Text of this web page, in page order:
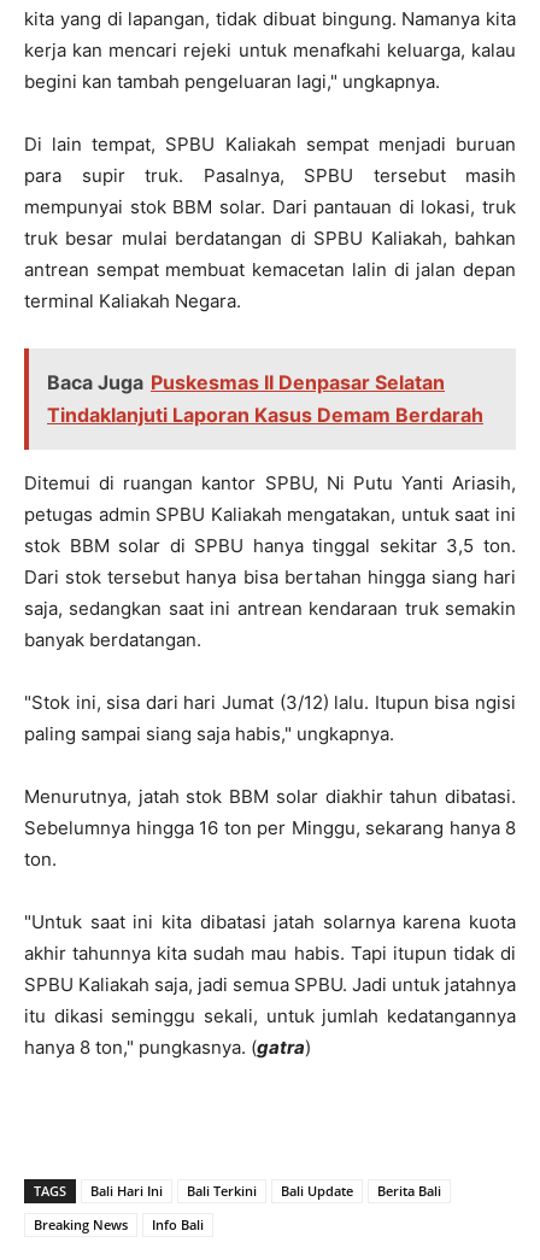
kita yang di lapangan, tidak dibuat bingung. Namanya kita
kerja kan mencari rejeki untuk menafkahi keluarga, kalau
begini kan tambah pengeluaran lagi," ungkapnya.
Di lain tempat, SPBU Kaliakah sempat menjadi buruan
para supir truk. Pasalnya, SPBU tersebut masih
mempunyai stok BBM solar. Dari pantauan di lokasi, truk
truk besar mulai berdatangan di SPBU Kaliakah, bahkan
antrean sempat membuat kemacetan lalin di jalan depan
terminal Kaliakah Negara.
Baca Juga Puskesmas II Denpasar Selatan
Tindaklanjuti Laporan Kasus Demam Berdarah
Ditemui di ruangan kantor SPBU, Ni Putu Yanti Ariasih,
petugas admin SPBU Kaliakah mengatakan, untuk saat ini
stok BBM solar di SPBU hanya tinggal sekitar 3,5 ton.
Dari stok tersebut hanya bisa bertahan hingga siang hari
saja, sedangkan saat ini antrean kendaraan truk semakin
banyak berdatangan.
"Stok ini, sisa dari hari Jumat (3/12) lalu. Itupun bisa ngisi
paling sampai siang saja habis," ungkapnya.
Menurutnya, jatah stok BBM solar diakhir tahun dibatasi.
Sebelumnya hingga 16 ton per Minggu, sekarang hanya 8
ton.
"Untuk saat ini kita dibatasi jatah solarnya karena kuota
akhir tahunnya kita sudah mau habis. Tapi itupun tidak di
SPBU Kaliakah saja, jadi semua SPBU. Jadi untuk jatahnya
itu dikasi seminggu sekali, untuk jumlah kedatangannya
hanya 8 ton," pungkasnya. (gatra)
TAGS Bali Hari Ini Bali Terkini Bali Update
Berita Bali
Breaking News
Info Bali